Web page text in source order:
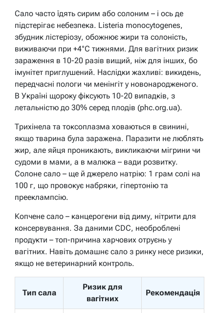
Сало часто їдять сирим або солоним – і ось де
підстерігає небезпека. Listeria monocytogenes,
збудник лістеріозу, обожнює жири та солоність,
виживаючи при +4°C тижнями. Для вагітних ризик
зараження в 10-20 разів вищий, ніж для інших, бо
імунітет приглушений. Наслідки жахливі: викидень,
передчасні пологи чи менінгіт у новонародженого.
В Україні щороку фіксують 10-20 випадків, з
летальністю до 30% серед плодів (phc.org.ua).
Трихінела та токсоплазма ховаються в свинині,
якщо тварина була заражена. Паразити не люблять
жир, але яйця проникають, викликаючи мігрини чи
судоми в мами, а в малюка – вади розвитку.
Солоне сало – ще й джерело натрію: 1 грам солі на
100 г, що провокує набряки, гіпертонію та
прееклампсію.
Копчене сало – канцерогени від диму, нітрити для
консервування. За даними CDC, необроблені
продукти – топ-причина харчових отруєнь у
вагітних. Навіть домашнє сало з ринку несе ризики,
якщо не ветеринарний контроль.
Тип сала
Ризик для
вагітних
Рекомендація